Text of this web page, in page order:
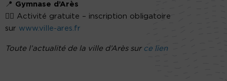
📍 Gymnase d’Arès
🧗‍♂️ Activité gratuite – inscription obligatoire
sur www.ville-ares.fr
Toute l’actualité de la ville d’Arès sur ce lien